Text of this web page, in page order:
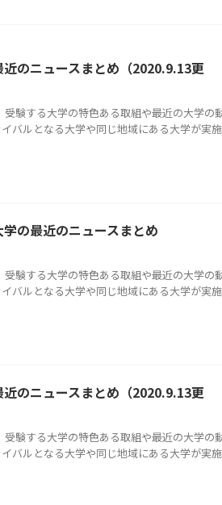
近のニュースまとめ（2020.9.13更
験する大学の特色ある取組や最近の大学の
バルとなる大学や同じ地域にある大学が実施
の最近のニュースまとめ
験する大学の特色ある取組や最近の大学の
バルとなる大学や同じ地域にある大学が実施
近のニュースまとめ（2020.9.13更
験する大学の特色ある取組や最近の大学の
バルとなる大学や同じ地域にある大学が実施